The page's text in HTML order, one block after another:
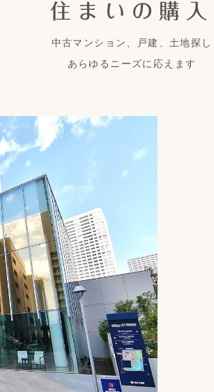
住まいの購入
中古マンション、戸建、土地探し
あらゆるニーズに応えます